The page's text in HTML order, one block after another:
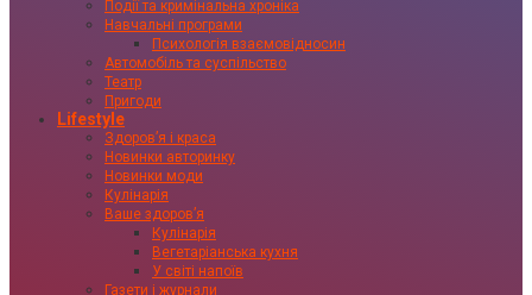
Події та кримінальна хроніка
Навчальні програми
Психологія взаємовідносин
Автомобіль та суспільство
Театр
Пригоди
Lifestyle
Здоровʼя і краса
Новинки авторинку
Новинки моди
Кулінарія
Ваше здоровʼя
Кулінарія
Вегетаріанська кухня
У світі напоїв
Газети і журнали